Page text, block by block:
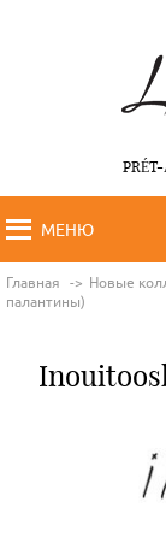
МЕНЮ
Главная Новые
палантины)